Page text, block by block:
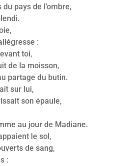
pays de l’ombre,
:
toi,
de la moisson,
partage du butin.
sur lui,
son épaule,
au jour de Madiane.
le sol,
de sang,
: